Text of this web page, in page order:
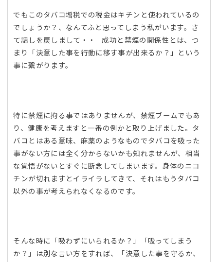
でもこのタバコ増税での税金はキチンと使われているの
でしょうか？、なんてふと思ってしまう私がいます。さ
て話しを戻しまして・・ 成功と禁煙の関係性とは、つ
まり「決意した事を行動に移す事が出来るか？」という
事に繋がります。
特に禁煙に拘る事ではありませんが、禁煙ブームでもあ
り、健康を考えますと一番の例かと取り上げました。タ
バコとはある意味、麻薬のようなものでタバコを吸った
事がない方には全く分からないかも知れませんが、相当
な覚悟がないとすぐに断念してしまいます。身体のニコ
チンが切れますとイライラしてきて、それはもうタバコ
以外の事が考えられなくなるのです。
そんな時に「吸わずにいられるか？」「吸ってしまう
か？」は別な言い方をすれば、「決意した事を守るか、